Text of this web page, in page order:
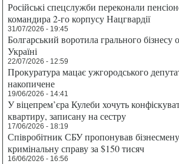
Російські спецслужби переконали
командира 2-го корпусу Нацгвардії
31/07/2026 - 19:45
Болгарський воротила грального бізнесу
Україні
22/07/2026 - 12:59
Прокуратура мацає ужгородського
накопичене
19/06/2026 - 14:41
У віцепрем’єра Кулеби хочуть
квартиру, записану на сестру
17/06/2026 - 18:19
Співробітник СБУ пропонував
кримінальну справу за $150 тисяч
16/06/2026 - 16:56